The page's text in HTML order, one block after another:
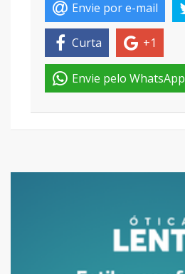
Envie por e-mail
Curta +1
Envie pelo WhatsApp